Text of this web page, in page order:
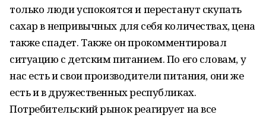
только люди успокоятся и перестанут скупать
сахар в непривычных для себя количествах, цена
также спадет. Также он прокомментировал
ситуацию с детским питанием. По его словам, у
нас есть и свои производители питания, они же
есть и в дружественных республиках.
Потребительский рынок реагирует на все